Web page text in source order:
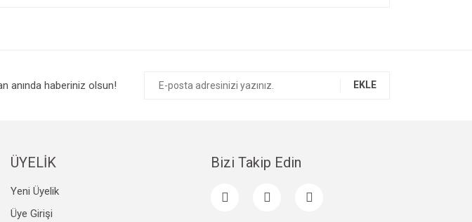
anında haberiniz olsun! EKLE
ÜYELİK
Yeni Üyelik
Üye Girişi
Bizi Takip Edin